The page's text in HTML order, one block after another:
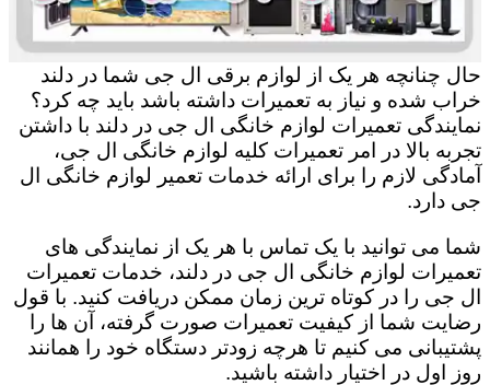
حال چنانچه هر یک از لوازم برقی ال جی شما در دلند
خراب شده و نیاز به تعمیرات داشته باشد باید چه کرد؟
نمایندگی تعمیرات لوازم خانگی ال جی در دلند با داشتن
تجربه بالا در امر تعمیرات کلیه لوازم خانگی ال جی،
آمادگی لازم را برای ارائه خدمات تعمیر لوازم خانگی ال
جی دارد.
شما می توانید با یک تماس با هر یک از نمایندگی های
تعمیرات لوازم خانگی ال جی در دلند، خدمات تعمیرات
ال جی را در کوتاه ترین زمان ممکن دریافت کنید. با قول
رضایت شما از کیفیت تعمیرات صورت گرفته، آن ها را
پشتیبانی می کنیم تا هرچه زودتر دستگاه خود را همانند
روز اول در اختیار داشته باشید.